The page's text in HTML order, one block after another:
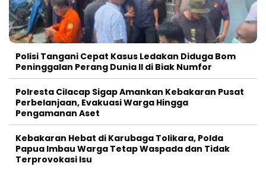
Polisi Tangani Cepat Kasus Ledakan Diduga Bom
Peninggalan Perang Dunia II di Biak Numfor
Polresta Cilacap Sigap Amankan Kebakaran Pusat
Perbelanjaan, Evakuasi Warga Hingga
Pengamanan Aset
Kebakaran Hebat di Karubaga Tolikara, Polda
Papua Imbau Warga Tetap Waspada dan Tidak
Terprovokasi Isu